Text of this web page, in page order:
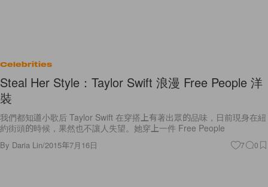
Celebrities
Steal Her Style：Taylor Swift 浪漫 Free People 洋
裝
我們都知道小歌后 Taylor Swift 在穿搭上有著出眾的品味，日前現身在紐
約街頭的時候，果然也不讓人失望。她穿上一件 Free People
By Daria Lin/2015年7月16日 7 0